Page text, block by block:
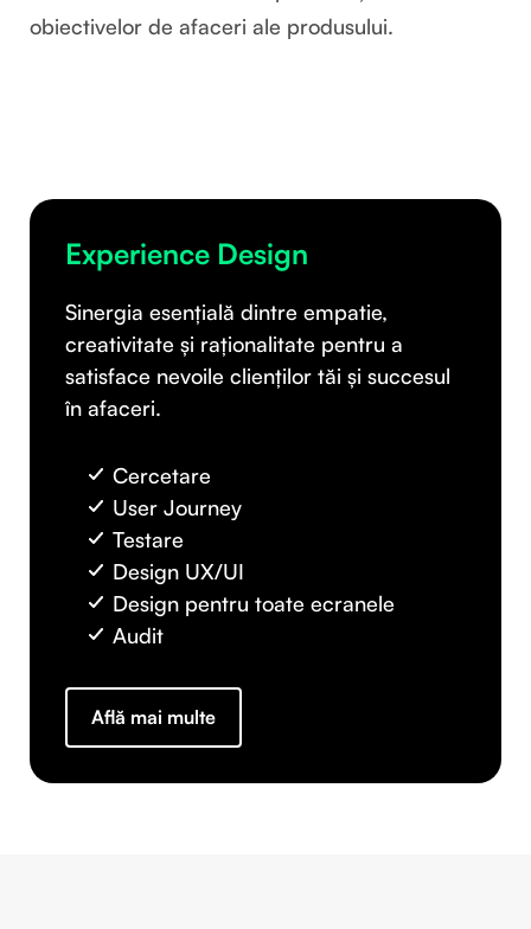
obiectivelor de afaceri ale produsului.
Experience Design
Sinergia esențială dintre empatie,
creativitate și raționalitate pentru a
satisface nevoile clienților tăi și succesul
în afaceri.
Cercetare
User Journey
Testare
Design UX/UI
Design pentru toate ecranele
Audit
Află mai multe